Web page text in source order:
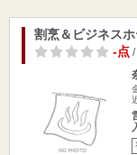
割烹＆ビジネス
-点/